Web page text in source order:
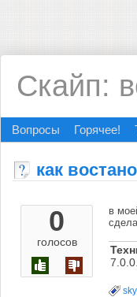
Скайп:
Вопросы Горячее!
как
0
голосов
в